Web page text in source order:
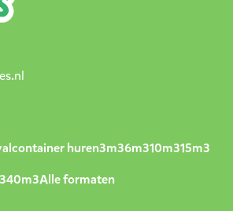
huren3m36m310m315m3
40m3Alle formaten